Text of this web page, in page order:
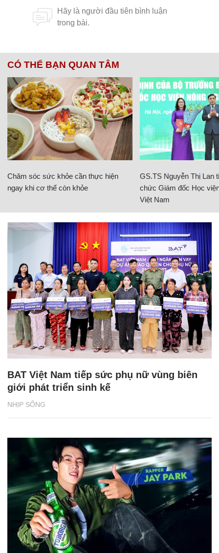
CÓ THỂ BẠN QUAN TÂM
Chăm sóc sức khỏe cần thực hiện
ngay khi cơ thể còn khỏe
GS.TS Nguyễn Thị Lan
chức Giám đốc Học
Việt Nam
NHỊP SỐNG
BAT Việt Nam tiếp sức phụ nữ vùng biên
giới phát triển sinh kế